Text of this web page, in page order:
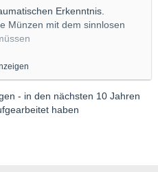
Erkenntnis.
Münzen mit dem sinnlosen
- in den nächsten 10 Jahren
haben